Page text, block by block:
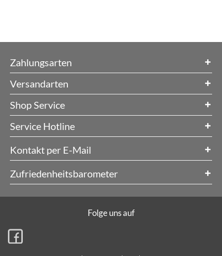
Zahlungsarten
Versandarten
Shop Service
Service Hotline
Kontakt per E-Mail
Zufriedenheitsbarometer
Folge uns auf